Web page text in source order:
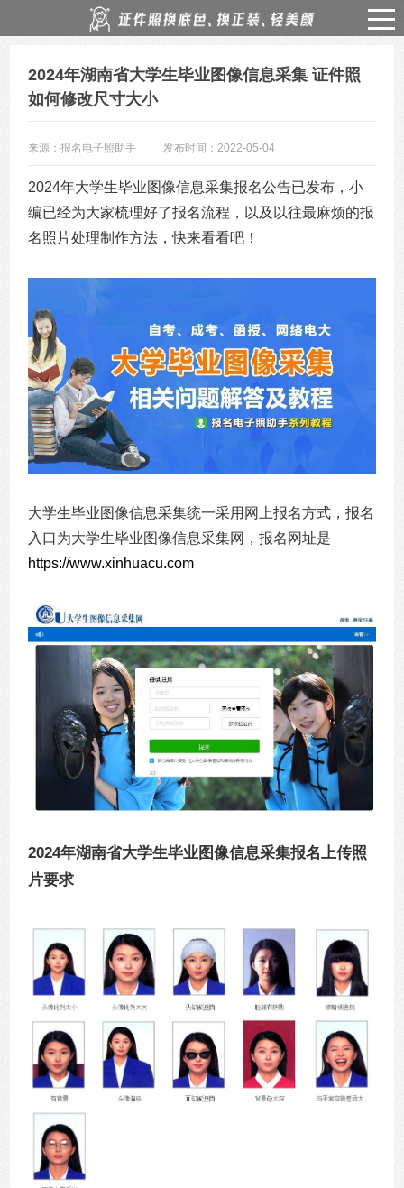
2024年湖南省大学生毕业图像信息采集 证件照
如何修改尺寸大小
来源：报名电子照助手 发布时间：2022-05-04
2024年大学生毕业图像信息采集报名公告已发布，小
编已经为大家梳理好了报名流程，以及以往最麻烦的报
名照片处理制作方法，快来看看吧！
大学生毕业图像信息采集统一采用网上报名方式，报名
入口为大学生毕业图像信息采集网，报名网址是
https://www.xinhuacu.com
2024年湖南省大学生毕业图像信息采集报名上传照
片要求